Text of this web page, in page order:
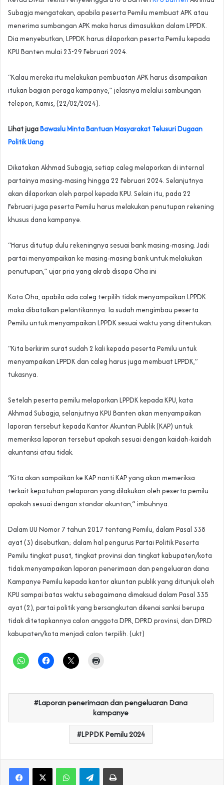
Subagja mengatakan, apabila peserta Pemilu membuat APK atau
menerima sumbangan APK maka harus dimasukkan dalam LPPDK.
Dia menyebutkan, LPPDK harus dilaporkan peserta Pemilu kepada
KPU Banten mulai 23-29 Februari 2024.
“Kalau mereka itu melakukan pembuatan APK harus disampaikan
itukan bagian peraga kampanye,” jelasnya melalui sambungan
telepon, Kamis, (22/02/2024).
Lihat jugaBawaslu Minta Bantuan Masyarakat Telusuri Dugaan
Politik Uang
Dikatakan Akhmad Subagja, setiap caleg melaporkan di internal
partainya masing-masing hingga 22 Februari 2024. Selanjutnya
akan dilaporkan oleh parpol kepada KPU. Selain itu, pada 22
Februari juga peserta Pemilu harus melakukan penutupan rekening
khusus dana kampanye.
“Harus ditutup dulu rekeningnya sesuai bank masing-masing. Jadi
partai menyampaikan ke masing-masing bank untuk melakukan
penutupan,” ujar pria yang akrab disapa Oha ini
Kata Oha, apabila ada caleg terpilih tidak menyampaikan LPPDK
maka dibatalkan pelantikannya. Ia sudah mengimbau peserta
Pemilu untuk menyampaikan LPPDK sesuai waktu yang ditentukan.
“Kita berkirim surat sudah 2 kali kepada peserta Pemilu untuk
menyampaikan LPPDK dan caleg harus juga membuat LPPDK,”
tukasnya.
Setelah peserta pemilu melaporkan LPPDK kepada KPU, kata
Akhmad Subagja, selanjutnya KPU Banten akan menyampaikan
laporan tersebut kepada Kantor Akuntan Publik (KAP) untuk
memeriksa laporan tersebut apakah sesuai dengan kaidah-kaidah
akuntansi atau tidak.
“Kita akan sampaikan ke KAP nanti KAP yang akan memeriksa
terkait kepatuhan pelaporan yang dilakukan oleh peserta pemilu
apakah sesuai dengan standar akuntan,” imbuhnya.
Dalam UU Nomor 7 tahun 2017 tentang Pemilu, dalam Pasal 338
ayat (3) disebutkan; dalam hal pengurus Partai Politik Peserta
Pemilu tingkat pusat, tingkat provinsi dan tingkat kabupaten/kota
tidak menyampaikan laporan penerimaan dan pengeluaran dana
Kampanye Pemilu kepada kantor akuntan publik yang ditunjuk oleh
KPU sampai batas waktu sebagaimana dimaksud dalam Pasal 335
ayat (2), partai politik yang bersangkutan dikenai sanksi berupa
tidak ditetapkannya calon anggota DPR, DPRD provinsi, dan DPRD
kabupaten/kota menjadi calon terpilih. (ukt)
Laporan penerimaan dan pengeluaran Dana
kampanye
LPPDK Pemilu 2024
WhatsAppTelegramPrint